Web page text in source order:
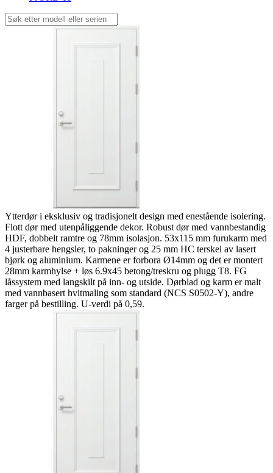
Ytterdør i eksklusiv og tradisjonelt design med enestående isolering.
Flott dør med utenpåliggende dekor. Robust dør med vannbestandig
HDF, dobbelt ramtre og 78mm isolasjon. 53x115 mm furukarm med
4 justerbare hengsler, to pakninger og 25 mm HC terskel av lasert
bjørk og aluminium. Karmene er forbora Ø14mm og det er montert
28mm karmhylse + løs 6.9x45 betong/treskru og plugg T8. FG
låssystem med langskilt på inn- og utside. Dørblad og karm er malt
med vannbasert hvitmaling som standard (NCS S0502-Y), andre
farger på bestilling. U-verdi på 0,59.